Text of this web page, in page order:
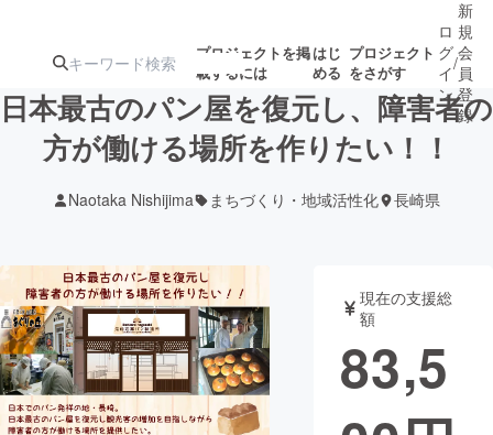
プロジェクトを掲
載するには
はじ
める
プロジェクト
をさがす
ジェクト
ターン
ジェクト
募集終了が近いプ
ロジェクト
もうすぐ公開
されます
アート・写真 音楽
テクノロジー・ガジェット ゲーム・
映像・映画 書籍・雑誌
ロ
グ
イ
ン
/
新
規
会
員
登
録
日本最古のパン屋を復元し、障害者の
方が働ける場所を作りたい！！
Naotaka Nishijima まちづくり・地域活性化 長崎県
現在の支援総
額
83,5